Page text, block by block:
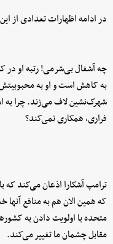
در ادامه اظهارات تعدادی از
چه آشغال بی‌شرمی! رتبه او
به کاهش است و او به
شهرک‌نشین لاف می‌زند. چرا به
فراری، همکاری نمی‌کند؟
ترامپ آشکارا اذعان می‌کند که
که همین الان هم به منافع
متحده با اولویت دادن به
مقابل چشمان ما تغییر می‌کند.